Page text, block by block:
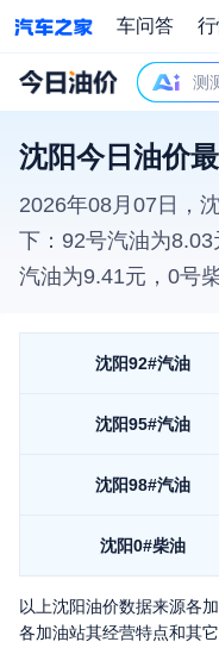
车问答
测
沈阳今日油价
2026年08月07日 ，
下：92号汽油为8.03
汽油为9.41元，0号
沈阳92#汽油
沈阳95#汽油
沈阳98#汽油
沈阳0#柴油
以上沈阳油价数据来源各
各加油站其经营特点和其